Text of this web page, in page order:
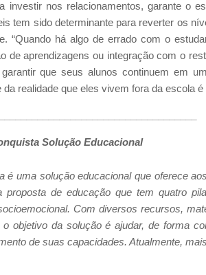
investir nos relacionamentos, garante o
tem sido determinante para reverter os
“Quando há algo de errado com o
de aprendizagens ou integração com o
que seus alunos continuem em
da realidade que eles vivem fora da escola
Solução Educacional
é uma solução educacional que oferece
proposta de educação que tem quatro
Com diversos recursos,
o objetivo da solução é ajudar, de forma
de suas capacidades. Atualmente,